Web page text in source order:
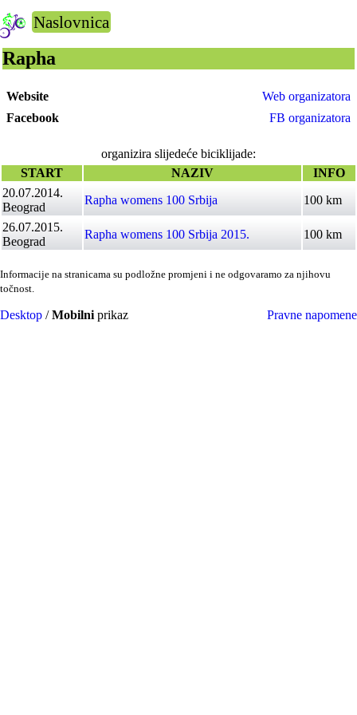
Naslovnica
Rapha
Website
Web organizatora
Facebook
FB organizatora
organizira slijedeće biciklijade:
START
NAZIV
INFO
20.07.2014.
Beograd
Rapha womens 100 Srbija
100 km
26.07.2015.
Beograd
Rapha womens 100 Srbija 2015. 100 km
Informacije na stranicama su podložne promjeni i ne odgovaramo za njihovu
točnost.
Desktop /Mobilniprikaz Pravne napomene